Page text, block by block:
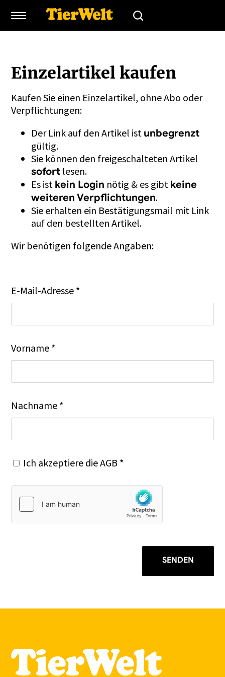
Einzelartikel kaufen
Kaufen Sie einen Einzelartikel, ohne Abo oder
Verpflichtungen:
Der Link auf den Artikel ist unbegrenzt
gültig.
Sie können den freigeschalteten Artikel
sofort lesen.
Es ist kein Login nötig & es gibt keine
weiteren Verpflichtungen.
Sie erhalten ein Bestätigungsmail mit Link
auf den bestellten Artikel.
Wir benötigen folgende Angaben:
E-Mail-Adresse *
Vorname *
Nachname *
Ich akzeptiere dieAGB *
SENDEN